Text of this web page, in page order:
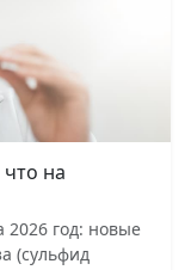
что на
2026 год: новые
(сульфид